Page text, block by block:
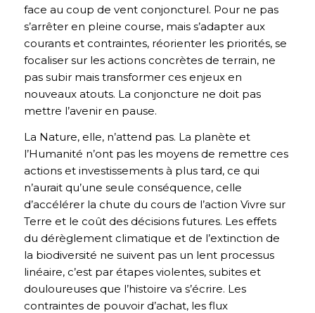
face au coup de vent conjoncturel. Pour ne pas
s’arrêter en pleine course, mais s’adapter aux
courants et contraintes, réorienter les priorités, se
focaliser sur les actions concrètes de terrain, ne
pas subir mais transformer ces enjeux en
nouveaux atouts. La conjoncture ne doit pas
mettre l’avenir en pause.
La Nature, elle, n’attend pas. La planète et
l’Humanité n’ont pas les moyens de remettre ces
actions et investissements à plus tard, ce qui
n’aurait qu’une seule conséquence, celle
d’accélérer la chute du cours de l’action Vivre sur
Terre et le coût des décisions futures. Les effets
du dérèglement climatique et de l’extinction de
la biodiversité ne suivent pas un lent processus
linéaire, c’est par étapes violentes, subites et
douloureuses que l’histoire va s’écrire. Les
contraintes de pouvoir d’achat, les flux